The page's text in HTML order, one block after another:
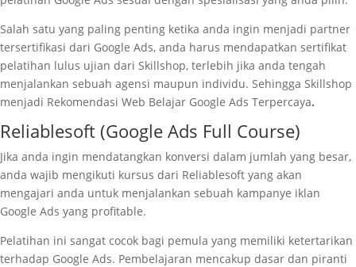
Salah satu yang paling penting ketika anda ingin menjadi partner
tersertifikasi dari Google Ads, anda harus mendapatkan sertifikat
pelatihan lulus ujian dari Skillshop, terlebih jika anda tengah
menjalankan sebuah agensi maupun individu. Sehingga Skillshop
menjadi Rekomendasi Web Belajar Google Ads Terpercaya.
Reliablesoft (Google Ads Full Course)
Jika anda ingin mendatangkan konversi dalam jumlah yang besar,
anda wajib mengikuti kursus dari Reliablesoft yang akan
mengajari anda untuk menjalankan sebuah kampanye iklan
Google Ads yang profitable.
Pelatihan ini sangat cocok bagi pemula yang memiliki ketertarikan
terhadap Google Ads. Pembelajaran mencakup dasar dan piranti